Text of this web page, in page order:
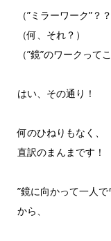
（”ミラーワーク”？？
（何、それ？）
（”鏡”のワークって
はい、その通り！
何のひねりもなく、
直訳のまんまです！
”鏡に向かって一人で
から、